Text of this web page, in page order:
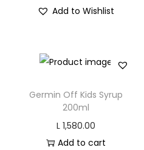
Add to Wishlist
Germin Off Kids Syrup
200ml
L1,580.00
Add to cart